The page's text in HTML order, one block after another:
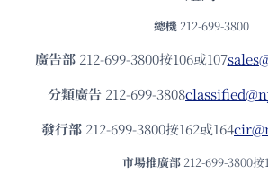
總機 212-699-3800
廣告部212-699-3800按106或107
分類廣告 212-699-3808
發⾏部 212-699-3800按162或164
市場推廣部 212-699-3800按